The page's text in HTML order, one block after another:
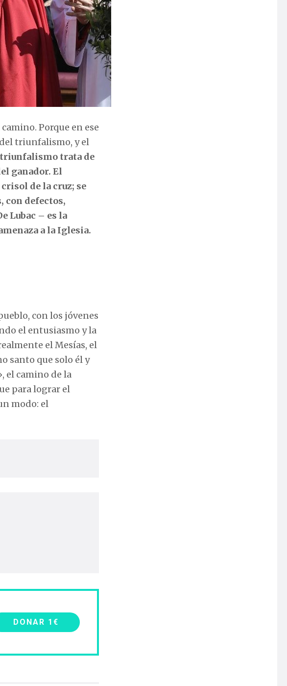
Porque en ese
triunfalismo, y el
triunfalismo trata de
ganador. El
de la cruz; se
con defectos,
Lubac – es la
a la Iglesia.
con los jóvenes
el entusiasmo y la
el Mesías, el
santo que solo él y
el camino de la
para lograr el
modo: el
DONAR 1€